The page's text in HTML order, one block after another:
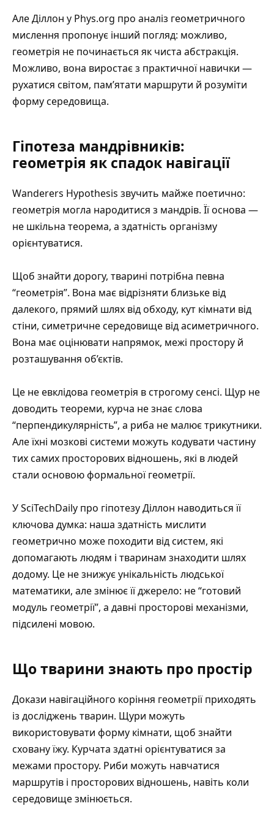
Але Діллон у Phys.org про аналіз геометричного
мислення пропонує інший погляд: можливо,
геометрія не починається як чиста абстракція.
Можливо, вона виростає з практичної навички —
рухатися світом, пам’ятати маршрути й розуміти
форму середовища.
Гіпотеза мандрівників:
геометрія як спадок навігації
Wanderers Hypothesis звучить майже поетично:
геометрія могла народитися з мандрів. Її основа —
не шкільна теорема, а здатність організму
орієнтуватися.
Щоб знайти дорогу, тварині потрібна певна
“геометрія”. Вона має відрізняти близьке від
далекого, прямий шлях від обходу, кут кімнати від
стіни, симетричне середовище від асиметричного.
Вона має оцінювати напрямок, межі простору й
розташування об’єктів.
Це не евклідова геометрія в строгому сенсі. Щур не
доводить теореми, курча не знає слова
“перпендикулярність”, а риба не малює трикутники.
Але їхні мозкові системи можуть кодувати частину
тих самих просторових відношень, які в людей
стали основою формальної геометрії.
УSciTechDaily про гіпотезу Діллон наводиться її
ключова думка: наша здатність мислити
геометрично може походити від систем, які
допомагають людям і тваринам знаходити шлях
додому. Це не знижує унікальність людської
математики, але змінює її джерело: не “готовий
модуль геометрії”, а давні просторові механізми,
підсилені мовою.
Що тварини знають про простір
Докази навігаційного коріння геометрії приходять
із досліджень тварин. Щури можуть
використовувати форму кімнати, щоб знайти
сховану їжу. Курчата здатні орієнтуватися за
межами простору. Риби можуть навчатися
маршрутів і просторових відношень, навіть коли
середовище змінюється.